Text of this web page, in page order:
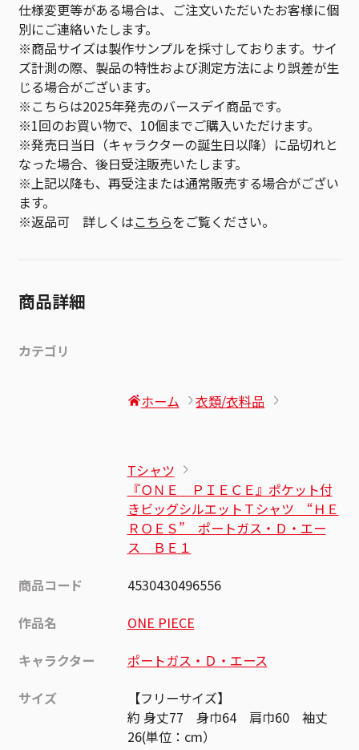
仕様変更等がある場合は、ご注文いただいたお客様に個
別にご連絡いたします。
※商品サイズは製作サンプルを採寸しております。サイ
ズ計測の際、製品の特性および測定方法により誤差が生
じる場合がございます。
※こちらは2025年発売のバースデイ商品です。
※1回のお買い物で、10個までご購入いただけます。
※発売日当日（キャラクターの誕生日以降）に品切れと
なった場合、後日受注販売いたします。
※上記以降も、再受注または通常販売する場合がござい
ます。
※返品可 詳しくはこちらをご覧ください。
商品詳細
カテゴリ
ホーム 衣類/衣料品
Tシャツ
『ＯＮＥ ＰＩＥＣＥ』ポケット付
きビッグシルエットＴシャツ “ＨＥ
ＲＯＥＳ” ポートガス・Ｄ・エー
ス ＢＥ１
商品コード
4530430496556
作品名
ONE PIECE
キャラクター
ポートガス・Ｄ・エース
サイズ
【フリーサイズ】
約 身丈77 身巾64 肩巾60 袖丈
26(単位：cm）